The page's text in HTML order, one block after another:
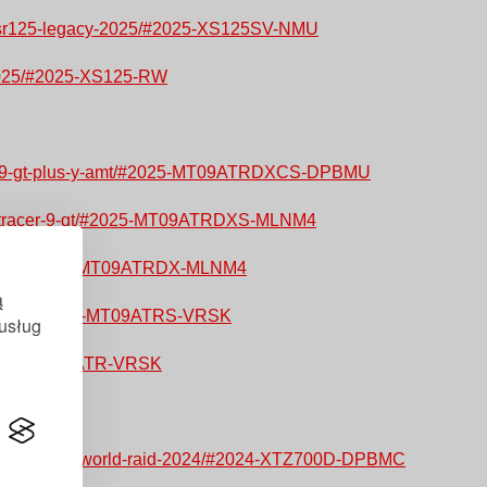
legacy-2025/#2025-XS125SV-NMU
#2025-XS125-RW
gt-plus-y-amt/#2025-MT09ATRDXCS-DPBMU
9-gt/#2025-MT09ATRDXS-MLNM4
gt/#2025-MT09ATRDX-MLNM4
9/#2025-MT09ATRS-VRSK
MT09ATR-VRSK
t-n-r-700-world-raid-2024/#2024-XTZ700D-DPBMC